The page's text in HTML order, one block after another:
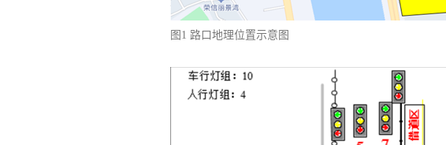
图1 路口地理位置示意图